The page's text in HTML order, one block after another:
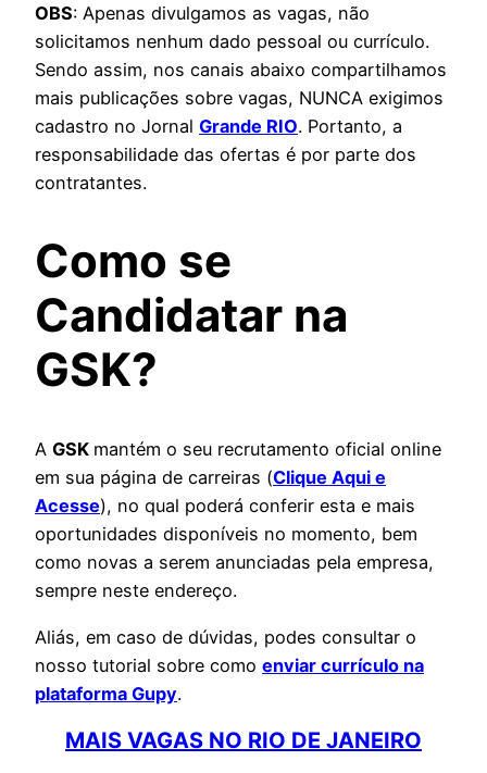
OBS: Apenas divulgamos as vagas, não
solicitamos nenhum dado pessoal ou currículo.
Sendo assim, nos canais abaixo compartilhamos
mais publicações sobre vagas, NUNCA exigimos
cadastro no Jornal Grande RIO. Portanto, a
responsabilidade das ofertas é por parte dos
contratantes.
Como se
Candidatar na
GSK?
A GSK mantém o seu recrutamento oficial online
em sua página de carreiras (Clique Aqui e
Acesse), no qual poderá conferir esta e mais
oportunidades disponíveis no momento, bem
como novas a serem anunciadas pela empresa,
sempre neste endereço.
Aliás, em caso de dúvidas, podes consultar o
nosso tutorial sobre como enviar currículo na
plataforma Gupy.
MAIS VAGAS NO RIO DE JANEIRO